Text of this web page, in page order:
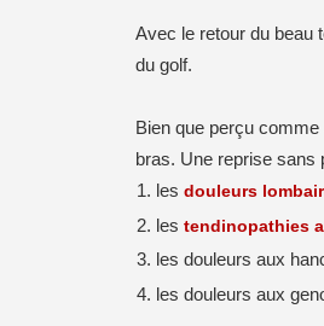
Avec le retour du beau
du golf.
Bien que perçu
bras. Une reprise sans
les douleurs
les tendinopathies
les douleurs aux
les douleurs aux